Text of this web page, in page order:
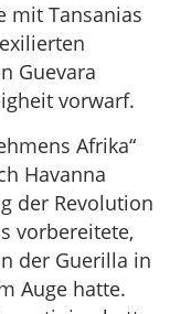
mit Tansanias
Guevara
vorwarf.
Afrika“
Havanna
der Revolution
vorbereitete,
der Guerilla in
Auge hatte.